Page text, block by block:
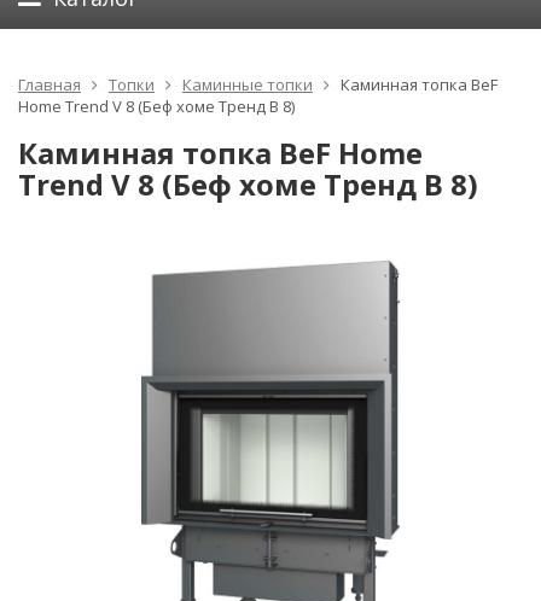
Главная Топки Каминные топки
Каминная топка BeF
Home Trend V 8 (Беф хоме Тренд В 8)
Каминная топка BeF Home
Trend V 8 (Беф хоме Тренд В 8)